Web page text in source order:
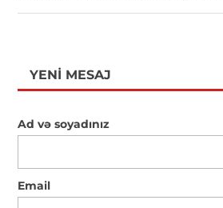
YENI MESAJ
Ad və soyadınız
Email